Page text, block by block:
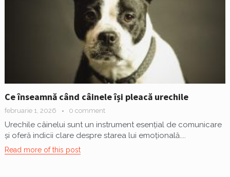
Ce înseamnă când câinele își pleacă urechile
februarie 1, 2026 0 comment
Urechile câinelui sunt un instrument esențial de comunicare
și oferă indicii clare despre starea lui emoțională....
Read more of this post